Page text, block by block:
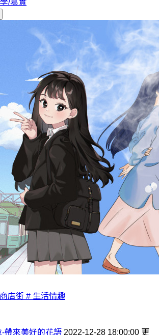
/寫實
店街 # 生活情趣
-帶來美好的花語 2022-12-28 18:00:00 更